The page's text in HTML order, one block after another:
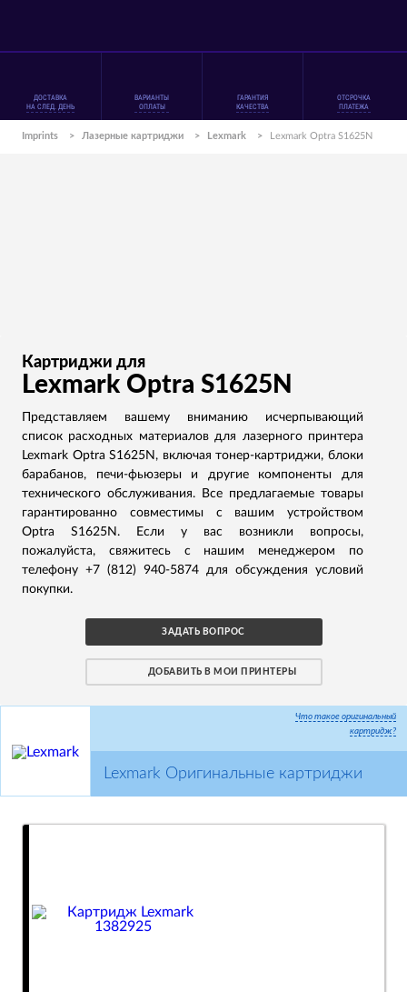
ДОСТАВКА
НА СЛЕД. ДЕНЬ
ВАРИАНТЫ
ОПЛАТЫ
ГАРАНТИЯ
КАЧЕСТВА
ОТСРОЧКА
ПЛАТЕЖА
Imprints > Лазерные картриджи > Lexmark > Lexmark Optra S1625N
Картриджи для
Lexmark Optra S1625N
Представляем вашему вниманию исчерпывающий
список расходных материалов для лазерного принтера
Lexmark Optra S1625N, включая тонер-картриджи, блоки
барабанов, печи-фьюзеры и другие компоненты для
технического обслуживания. Все предлагаемые товары
гарантированно совместимы с вашим устройством
Optra S1625N. Если у вас возникли вопросы,
пожалуйста, свяжитесь с нашим менеджером по
телефону +7 (812) 940-5874 для обсуждения условий
покупки.
ЗАДАТЬ ВОПРОС
ДОБАВИТЬ В МОИ ПРИНТЕРЫ
Что такое оригинальный
картридж?
Lexmark Оригинальные картриджи